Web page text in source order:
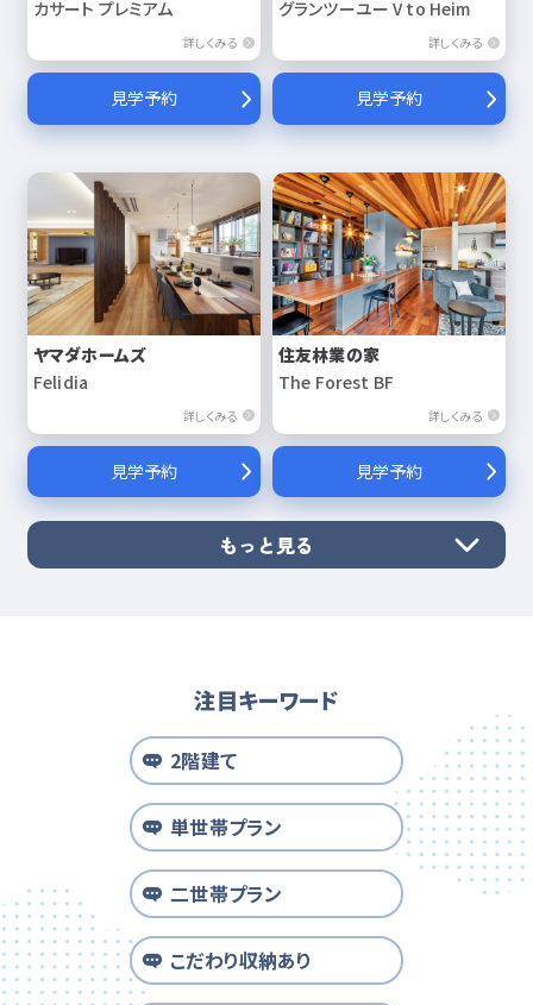
カサート プレミアム
詳しくみる
見学予約
グランツーユー V to Heim
詳しくみる
見学予約
ヤマダホームズ
Felidia
詳しくみる
見学予約
住友林業の家
The Forest BF
詳しくみる
見学予約
もっと見る
注目キーワード
2階建て
単世帯プラン
二世帯プラン
こだわり収納あり